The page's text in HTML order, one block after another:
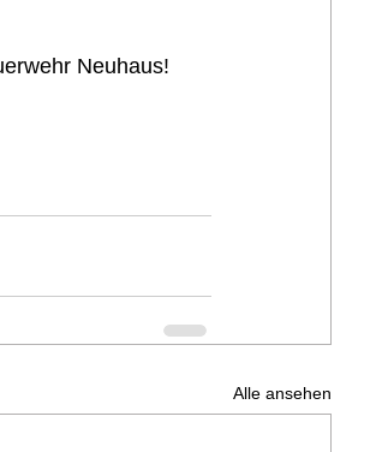
Neuhaus!
Alle ansehen